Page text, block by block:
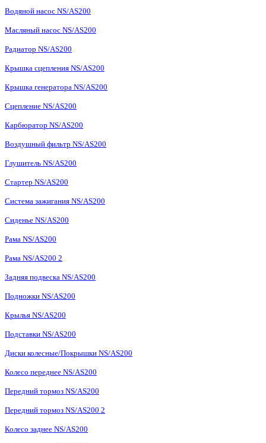
Водяной насос NS/AS200
Масляный насос NS/AS200
Радиатор NS/AS200
Крышка сцепления NS/AS200
Крышка генератора NS/AS200
Сцепление NS/AS200
Карбюратор NS/AS200
Воздушный фильтр NS/AS200
Глушитель NS/AS200
Стартер NS/AS200
Система зажигания NS/AS200
Сиденье NS/AS200
Рама NS/AS200
Рама NS/AS200 2
Задняя подвеска NS/AS200
Подножки NS/AS200
Крылья NS/AS200
Подставки NS/AS200
Диски колесные/Покрышки NS/AS200
Колесо переднее NS/AS200
Передний тормоз NS/AS200
Передний тормоз NS/AS200 2
Колесо заднее NS/AS200